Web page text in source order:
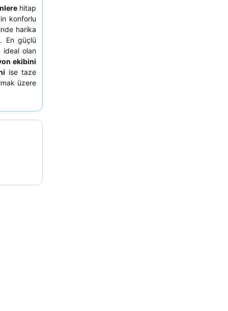
hitap
konforlu
harika
. En güçlü
ideal olan
ekibini
ise taze
üzere
sunan